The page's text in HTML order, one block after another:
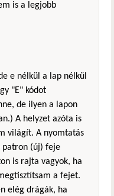
is a legjobb
e nélkül a lap nélkül
"E" kódot
de ilyen a lapon
A helyzet azóta is
világít. A nyomtatás
patron (új) feje
is rajta vagyok, ha
a fejet.
elég drágák, ha